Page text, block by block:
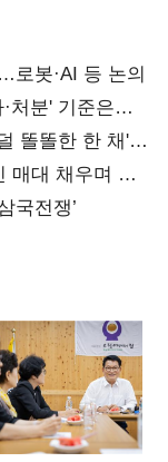
로봇·AI 등 논의
처분' 기준은
똘똘한 한 채'
매대 채우며 문
국전쟁’